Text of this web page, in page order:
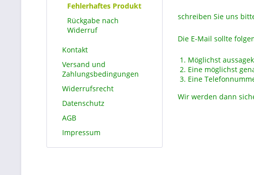
Fehlerhaftes Produkt
Rückgabe nach
Widerruf
Kontakt
Versand und
Zahlungsbedingungen
Widerrufsrecht
Datenschutz
AGB
Impressum
schreiben Sie uns
Die E-Mail sollte
Möglichst
Eine möglichst
Eine
Wir werden dann